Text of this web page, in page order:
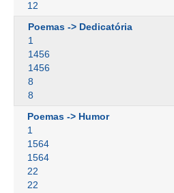
12
Poemas -> Dedicatória
1
1456
1456
8
8
Poemas -> Humor
1
1564
1564
22
22